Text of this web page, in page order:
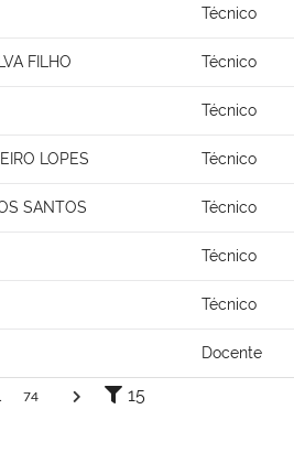
Técnico
FILHO Técnico
Técnico
LOPES Técnico
SANTOS Técnico
Técnico
Técnico
Docente
74 15